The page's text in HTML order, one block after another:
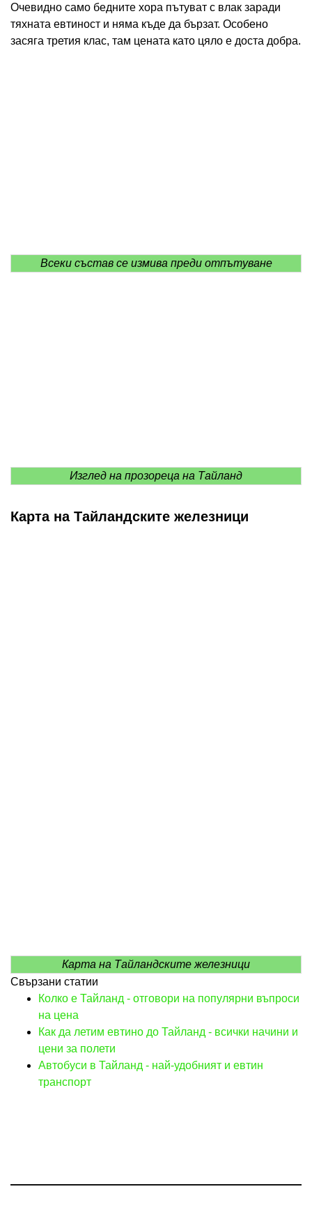
Очевидно само бедните хора пътуват с влак заради
тяхната евтиност и няма къде да бързат. Особено
засяга третия клас, там цената като цяло е доста добра.
Всеки състав се измива преди отпътуване
Изглед на прозореца на Тайланд
Карта на Тайландските железници
Карта на Тайландските железници
Свързани статии
Колко е Тайланд - отговори на популярни въпроси
на цена
Как да летим евтино до Тайланд - всички начини и
цени за полети
Автобуси в Тайланд - най-удобният и евтин
транспорт